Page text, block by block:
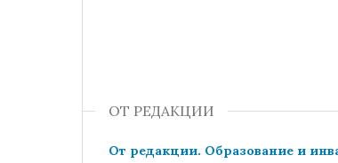
ОТ РЕДАКЦИИ
От редакции. Образование и